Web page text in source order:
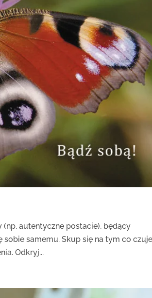
autentyczne postacie), będący
sobie samemu. Skup się na tym co
Odkryj...